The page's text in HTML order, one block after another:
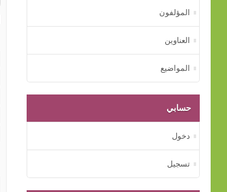
المؤلفون
العناوين
المواضيع
حسابي
دخول
تسجيل